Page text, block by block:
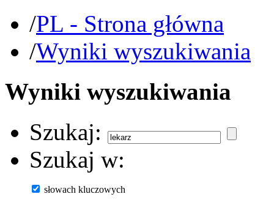
/PL - Strona główna
/Wyniki wyszukiwania
Wyniki wyszukiwania
Szukaj:
Szukaj w:
słowach kluczowych